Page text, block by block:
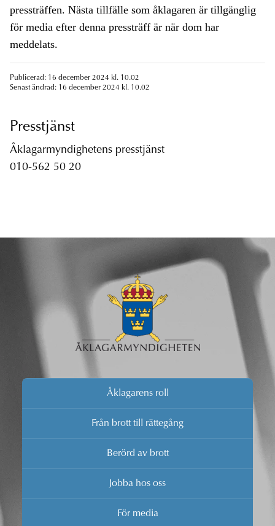
pressträffen. Nästa tillfälle som åklagaren är tillgänglig
för media efter denna pressträff är när dom har
meddelats.
Publicerad: 16 december 2024 kl. 10.02
Senast ändrad: 16 december 2024 kl. 10.02
Presstjänst
Åklagarmyndighetens presstjänst
010-562 50 20
Åklagarens roll
Från brott till rättegång
Berörd av brott
Jobba hos oss
För media